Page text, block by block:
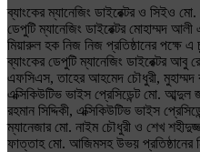
ব্যাংকের ম্যানেজিং ডাইরেক্টর ও সিইও
ডেপুটি ম্যানেজিং ডাইরেক্টর মোহাম্মদ
মিয়ারুল হক নিজ নিজ প্রতিষ্ঠানের পক্ষে
ব্যাংকের ডেপুটি ম্যানেজিং ডাইরেক্টর আবু
এফসিএস, তাহের আহমেদ চৌধুরী,
এক্সিকিউটিভ ভাইস প্রেসিডেন্ট মো.
রহমান সিদ্দিকী, এক্সিকিউটিভ ভাইস
ম্যানেজার মো. নাইম চৌধুরী ও শেখ
ফাত্তাহ মো. আজিমসহ উভয় প্রতিষ্ঠানের